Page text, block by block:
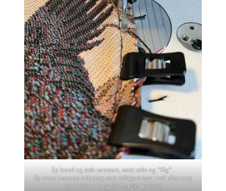
Sy bund og side sammen, samt side og “låg” .
Sy oven i samme stikning som tidligere syet ved påsyning
af tittekant, brug din lynlås trykfod.